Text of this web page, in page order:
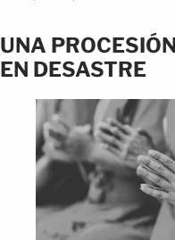
UNA
EN DESASTRE